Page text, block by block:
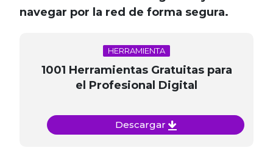
navegar por la red de forma segura.
HERRAMIENTA
1001 Herramientas Gratuitas para
el Profesional Digital
Descargar